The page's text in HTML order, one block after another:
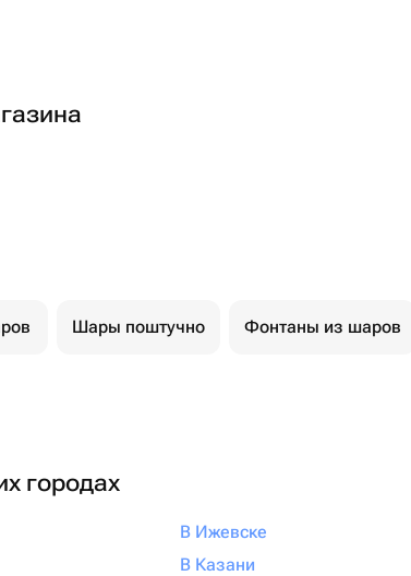
Шары поштучно Фонтаны из шаров
городах
В Ижевске
В Казани